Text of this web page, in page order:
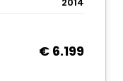
€ 6.199